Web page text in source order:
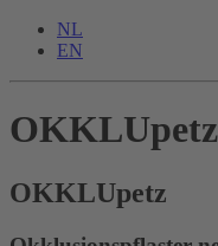
NL
EN
OKKLUpetz
OKKLUpetz